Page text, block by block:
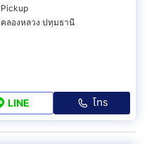
Pickup
คลองหลวง ปทุมธานี
LINE โทร